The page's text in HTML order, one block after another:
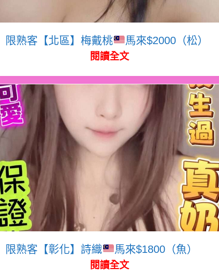
限熟客【北區】梅戴桃 馬來$2000（松）
閱讀全文
限熟客【彰化】詩織 馬來$1800（魚）
閱讀全文